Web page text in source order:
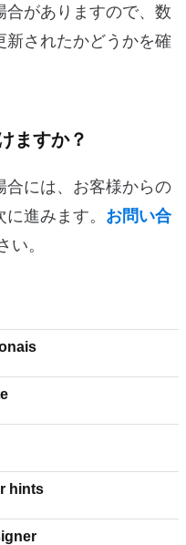
合がありますので、数
新されたかどうかを確
ますか？
合には、お客様からの
進みます。 お問い合
い。
hints